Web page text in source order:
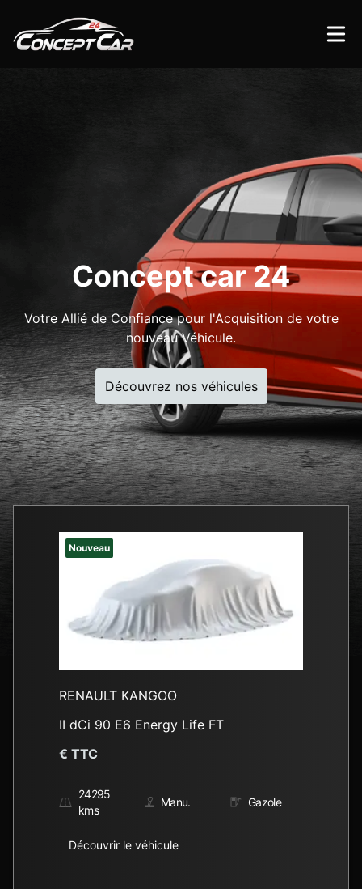
Concept car 24
Votre Allié de Confiance pour l'Acquisition de votre
nouveau Véhicule.
Découvrez nos véhicules
Nouveau
RENAULT CAPTUR
TCe 120 E6 Energy Zen EDC S&S
€ TTC
52122kms Auto.